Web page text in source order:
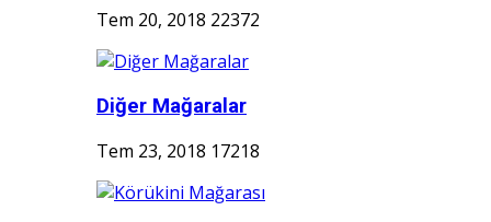
Tem 20, 2018 22372
Diğer Mağaralar
Tem 23, 2018 17218